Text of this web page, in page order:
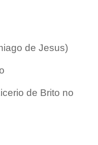
de Jesus)
de Brito no